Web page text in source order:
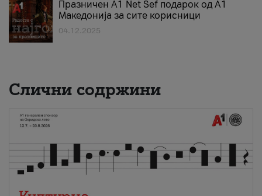
Празничен A1 Net Sеf подарок од А1
Македонија за сите корисници
04.12.2025
Слични содржини